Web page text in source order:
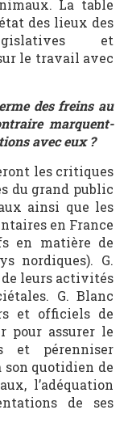
La table
des lieux des
et
le travail avec
des freins au
marquent-
avec eux ?
les critiques
du grand public
ainsi que les
en France
en matière de
nordiques). G.
leurs activités
G. Blanc
et officiels de
pour assurer le
et pérenniser
son quotidien de
l’adéquation
de ses